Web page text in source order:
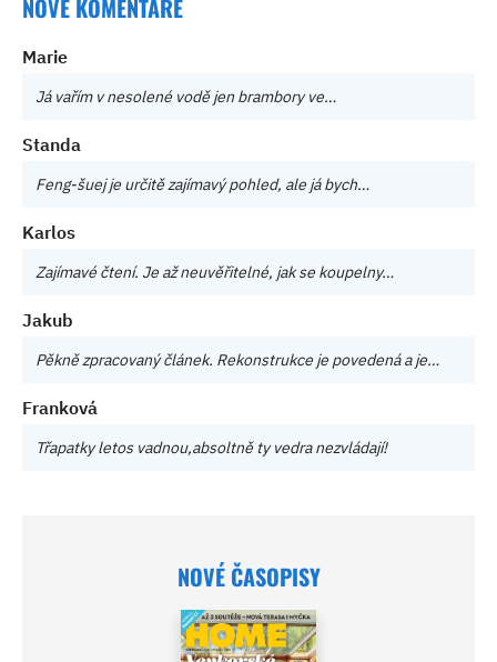
NOVÉ KOMENTÁŘE
Marie
Já vařím v nesolené vodě jen brambory ve…
Standa
Feng-šuej je určitě zajímavý pohled, ale já bych…
Karlos
Zajímavé čtení. Je až neuvěřitelné, jak se koupelny…
Jakub
Pěkně zpracovaný článek. Rekonstrukce je povedená a je…
Franková
Třapatky letos vadnou,absoltně ty vedra nezvládají!
NOVÉ ČASOPISY